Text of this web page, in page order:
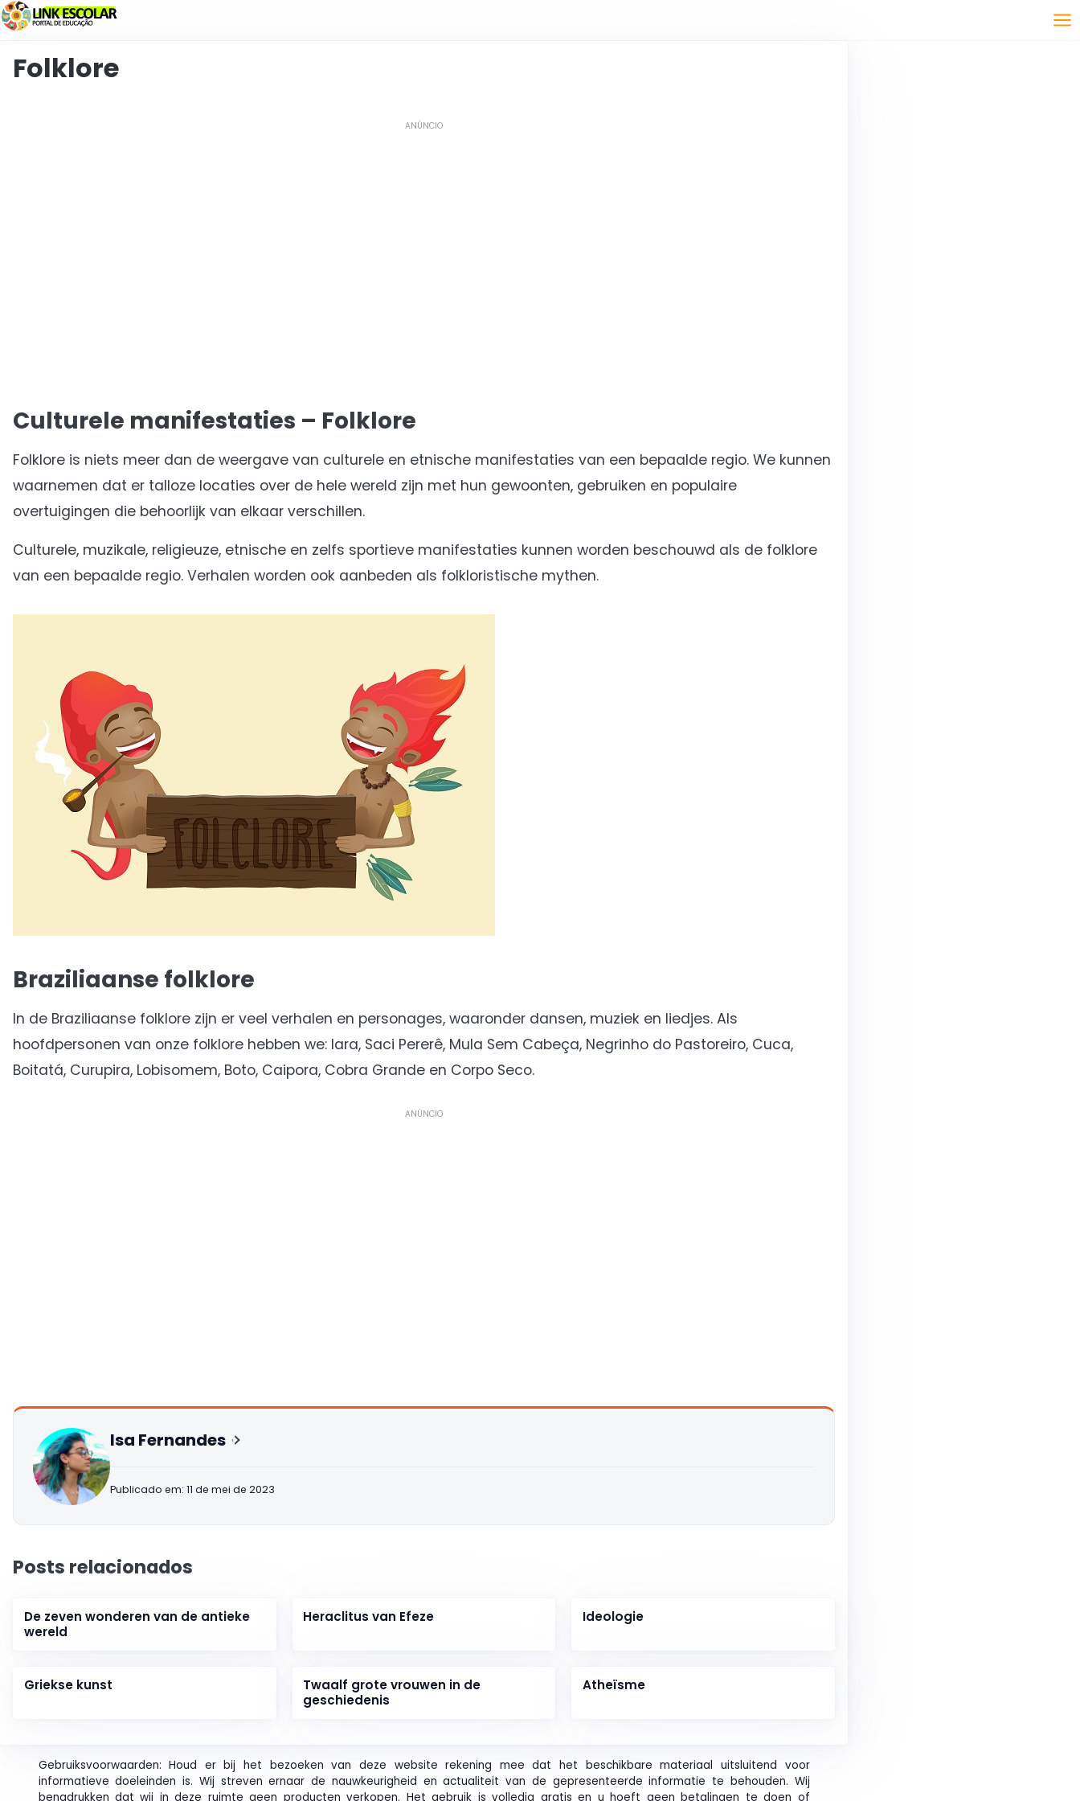
Koppeling
Folklore
ANÚNCIO
Culturele manifestaties – Folklore
Folklore is niets meer dan de weergave van culturele en etnische manifestaties van een bepaalde regio. We kunnen
waarnemen dat er talloze locaties over de hele wereld zijn met hun gewoonten, gebruiken en populaire
overtuigingen die behoorlijk van elkaar verschillen.
Culturele, muzikale, religieuze, etnische en zelfs sportieve manifestaties kunnen worden beschouwd als de folklore
van een bepaalde regio. Verhalen worden ook aanbeden als folkloristische mythen.
Braziliaanse folklore
In de Braziliaanse folklore zijn er veel verhalen en personages, waaronder dansen, muziek en liedjes. Als
hoofdpersonen van onze folklore hebben we: Iara, Saci Pererê, Mula Sem Cabeça, Negrinho do Pastoreiro, Cuca,
Boitatá, Curupira, Lobisomem, Boto, Caipora, Cobra Grande en Corpo Seco.
ANÚNCIO
Isa Fernandes
Publicado em: 11 de mei de 2023
Posts relacionados
De zeven wonderen van de antieke
wereld
Heraclitus van Efeze Ideologie
Griekse kunst
Twaalf grote vrouwen in de
geschiedenis
Atheïsme
Gebruiksvoorwaarden: Houd er bij het bezoeken van deze website rekening mee dat het beschikbare materiaal uitsluitend voor
informatieve doeleinden is. Wij streven ernaar de nauwkeurigheid en actualiteit van de gepresenteerde informatie te behouden. Wij
benadrukken dat wij in deze ruimte geen producten verkopen. Het gebruik is volledig gratis en u hoeft geen betalingen te doen of